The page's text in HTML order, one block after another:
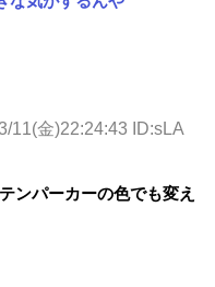
11(金)22:24:43 ID:sLA
ンパーカーの色でも変え